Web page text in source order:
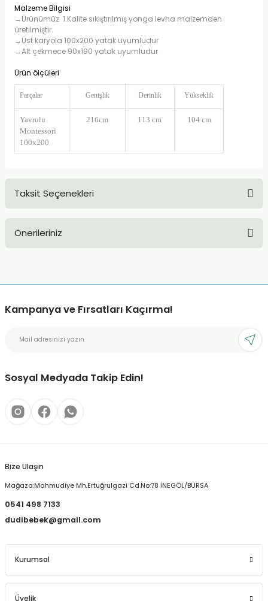
Malzeme Bilgisi
→Ürünümüz 1.Kalite sıkıştırılmış yonga levha malzemden
üretilmiştir.
→Üst karyola 100x200 yatak uyumludur
→Alt çekmece 90x190 yatak uyumludur
Ürün ölçüleri
Parçalar Genişlik Derinlik Yükseklik
Yavrulu
Montessori
100x200
216cm 113 cm 104 cm
Taksit Seçenekleri
Önerileriniz
kullanarak tarafımıza iletebilirsiniz.
Ürün açıklamasında eksik bilgiler bulunuyor.
Ürün fiyatı diğer sitelerden daha pahalı.
Kampanya ve Fırsatları Kaçırma!
Sosyal Medyada Takip Edin!
Bize Ulaşın
Mağaza:Mahmudiye Mh.Ertuğrulgazi Cd.No:78 İNEGÖL/BURSA
0541 498 7133
dudibebek@gmail.com
Kurumsal
Üyelik